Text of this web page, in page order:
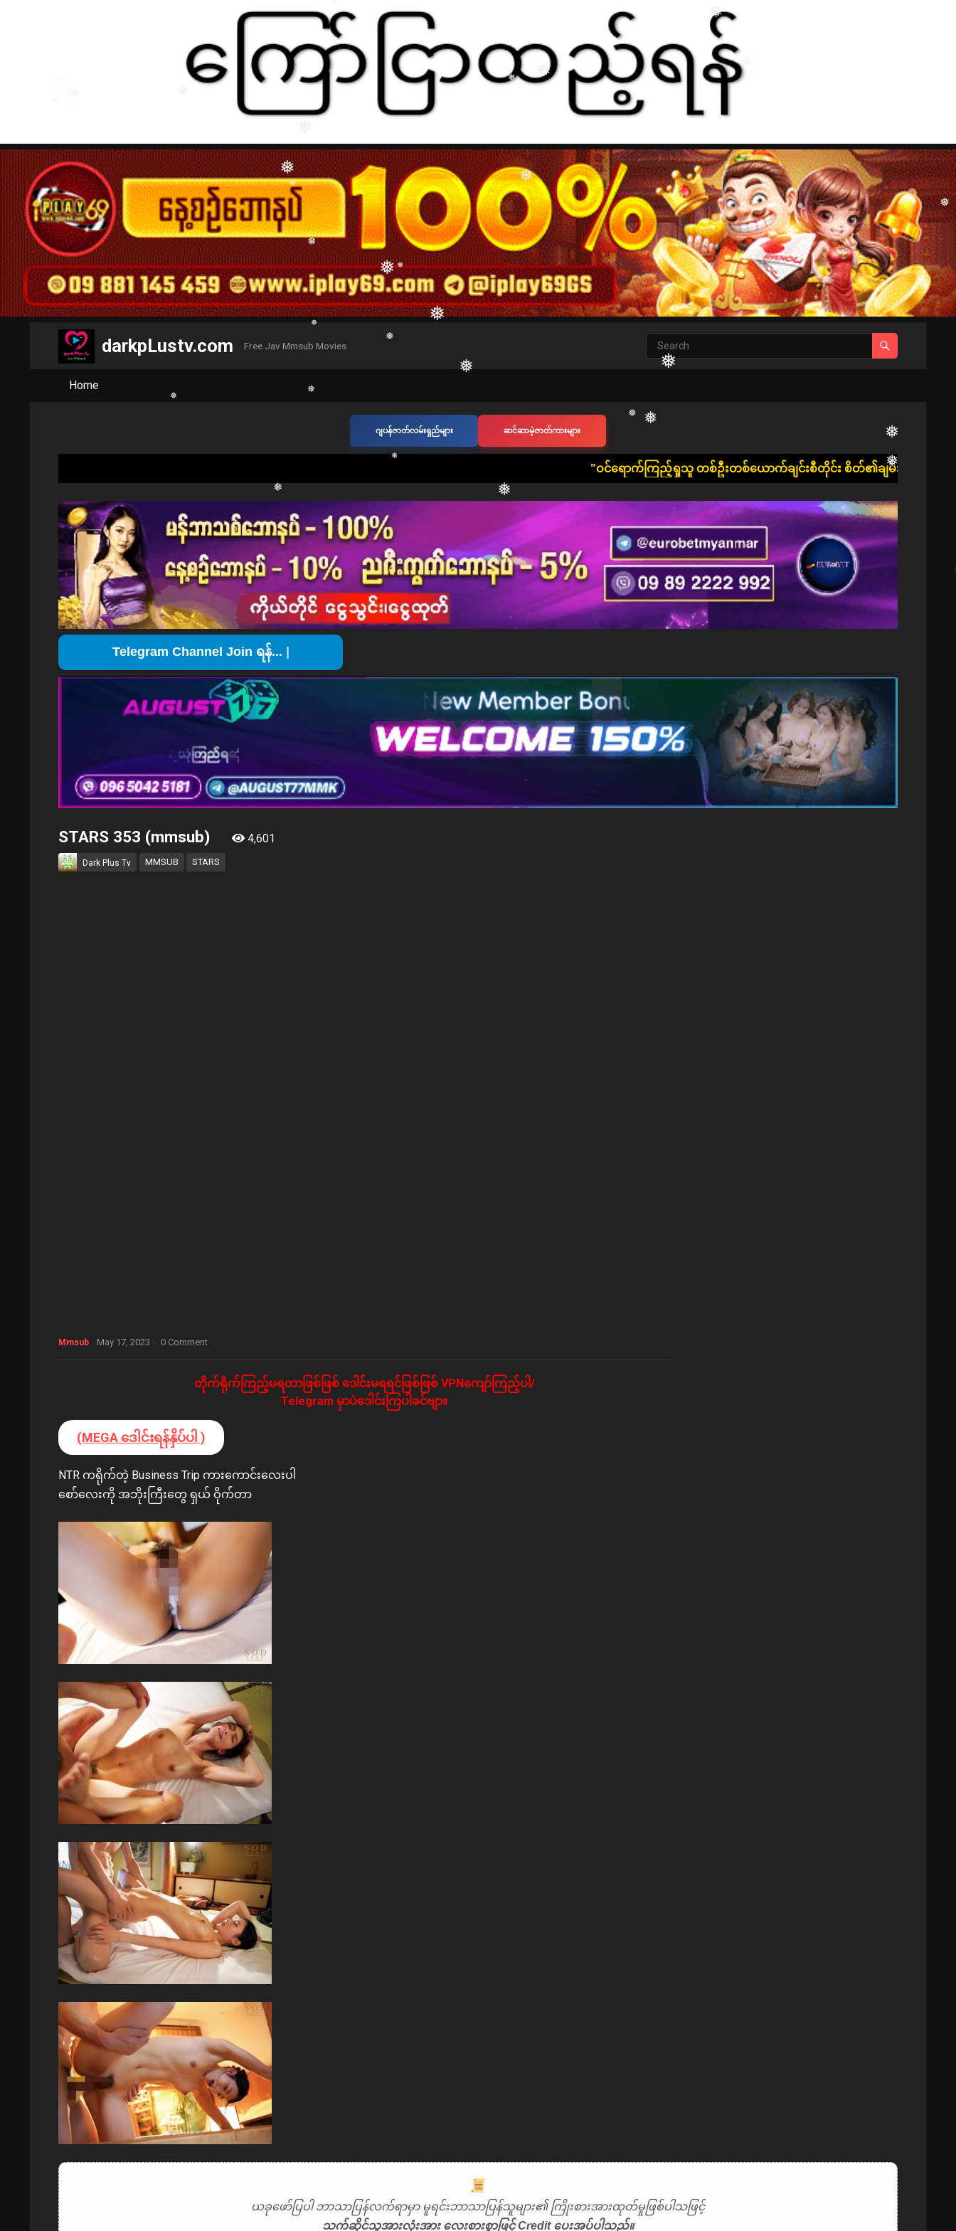
❅
❅
❅
❅
❅
❅
❅
❅
❅
❅
❅
❅
❅
❅
❅
❅
❅
darkpLustv.com Free Jav Mmsub Movies
Home
ဂျပန်ဇာတ်လမ်းရှည်များ ဆင်ဆာမဲ့ဇာတ်ကားများ
​"ဝင်ရောက်ကြည့်ရှုသူ တစ်ဦးတစ်ယောက်ချင်းစီတိုင်း စိတ်၏ချမ်းသာခြင်း၊ ကိုယ်၏ကျန်းမာခြင်း
Telegr
STARS 353 (mmsub) 4,601
Dark Plus Tv MMSUB STARS
Mmsub May 17, 2023 · 0 Comment
တိုက်ရိုက်ကြည့်မရတာဖြစ်ဖြစ် ဒေါင်းမရရင်ဖြစ်ဖြစ် VPNကျော်ကြည့်ပါ/
Telegram မှာပဲဒေါင်းကြပါခင်ဗျာ။
(MEGA ဒေါင်းရန်နှိပ်ပါ )
NTR ကရိုက်တဲ့ Business Trip ကားကောင်းလေးပါ
စော်လေးကို အဘိုးကြီးတွေ ရှယ် ဝိုက်တာ
ယခုဖော်ပြပါ ဘာသာပြန်လက်ရာမှာ မူရင်းဘာသာပြန်သူများ၏ ကြိုးစားအားထုတ်မှုဖြစ်ပါသဖြင့်
သက်ဆိုင်သူအားလုံးအား လေးစားစွာဖြင့် Credit ပေးအပ်ပါသည်။